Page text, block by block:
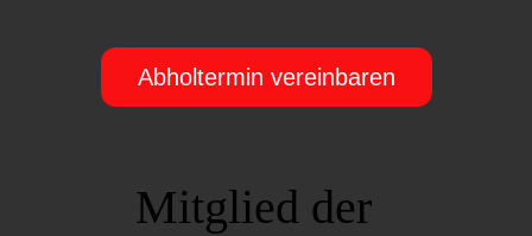
Abholtermin vereinbaren
Mitglied der